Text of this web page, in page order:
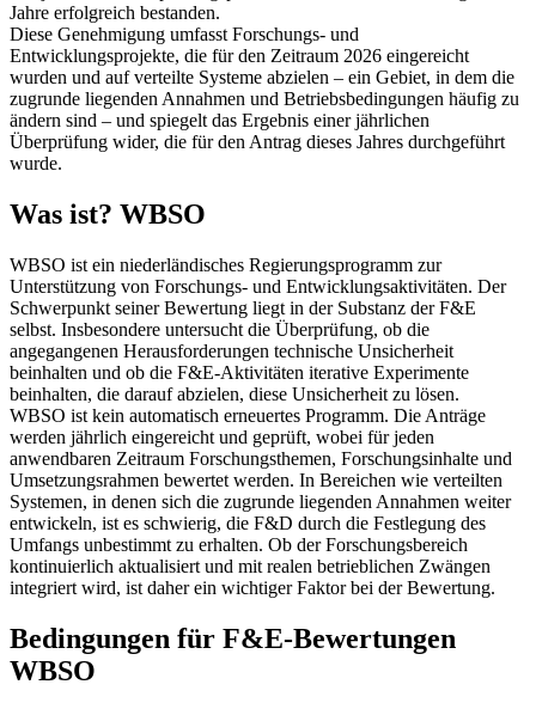
Jahre erfolgreich bestanden.
Diese Genehmigung umfasst Forschungs- und
Entwicklungsprojekte, die für den Zeitraum 2026 eingereicht
wurden und auf verteilte Systeme abzielen – ein Gebiet, in dem die
zugrunde liegenden Annahmen und Betriebsbedingungen häufig zu
ändern sind – und spiegelt das Ergebnis einer jährlichen
Überprüfung wider, die für den Antrag dieses Jahres durchgeführt
wurde.
Was ist? WBSO
WBSO ist ein niederländisches Regierungsprogramm zur
Unterstützung von Forschungs- und Entwicklungsaktivitäten. Der
Schwerpunkt seiner Bewertung liegt in der Substanz der F&E
selbst. Insbesondere untersucht die Überprüfung, ob die
angegangenen Herausforderungen technische Unsicherheit
beinhalten und ob die F&E-Aktivitäten iterative Experimente
beinhalten, die darauf abzielen, diese Unsicherheit zu lösen.
WBSO ist kein automatisch erneuertes Programm. Die Anträge
werden jährlich eingereicht und geprüft, wobei für jeden
anwendbaren Zeitraum Forschungsthemen, Forschungsinhalte und
Umsetzungsrahmen bewertet werden. In Bereichen wie verteilten
Systemen, in denen sich die zugrunde liegenden Annahmen weiter
entwickeln, ist es schwierig, die F&D durch die Festlegung des
Umfangs unbestimmt zu erhalten. Ob der Forschungsbereich
kontinuierlich aktualisiert und mit realen betrieblichen Zwängen
integriert wird, ist daher ein wichtiger Faktor bei der Bewertung.
Bedingungen für F&E-Bewertungen
WBSO